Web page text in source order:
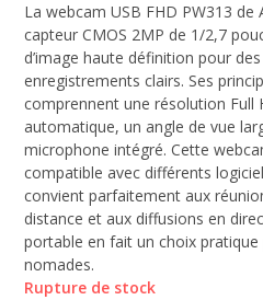
La webcam USB FHD PW313 de
capteur CMOS 2MP de 1/2,7
d’image haute définition pour
enregistrements clairs. Ses
comprennent une résolution Full
automatique, un angle de vue
microphone intégré. Cette
compatible avec différents
convient parfaitement aux
distance et aux diffusions en
portable en fait un choix
nomades.
Rupture de stock